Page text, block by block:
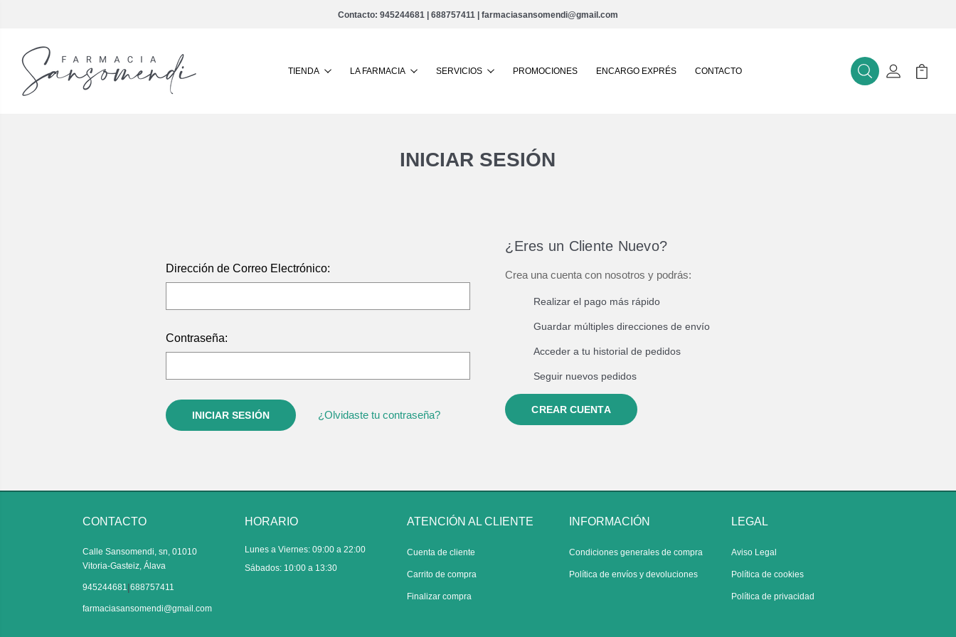
Contacto: 945244681 | 688757411 | farmaciasansomendi@gmail.com
TIENDA LA FARMACIA SERVICIOS PROMOCIONES ENCARGO EXPRÉS CONTACTO BuscarMi Cuenta
Mi
INICIAR SESIÓN
Dirección de Correo Electrónico:
Contraseña:
¿Olvidaste tu contraseña?
¿Eres un Cliente Nuevo?
Crea una cuenta con nosotros y podrás:
Realizar el pago más rápido
Guardar múltiples direcciones de envío
Acceder a tu historial de pedidos
Seguir nuevos pedidos
CREAR CUENTA
CONTACTO
Calle Sansomendi, sn, 01010
Vitoria-Gasteiz, Álava
945244681|688757411
farmaciasansomendi@gmail.com
HORARIO
Lunes a Viernes: 09:00 a 22:00
Sábados: 10:00 a 13:30
ATENCIÓN AL CLIENTE
Cuenta de cliente
Carrito de compra
Finalizar compra
INFORMACIÓN
Condiciones generales de compra
Política de envíos y devoluciones
LEGAL
Aviso Legal
Política de cookies
Política de privacidad